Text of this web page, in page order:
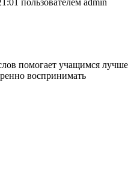
помогает учащимся лучше
воспринимать